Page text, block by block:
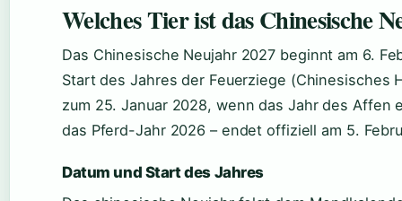
Welches Tier ist das Chinesische
Das Chinesische Neujahr 2027 beginnt am 6.
Start des Jahres der Feuerziege (Chinesisches
zum 25. Januar 2028, wenn das Jahr des Affen
das Pferd-Jahr 2026 – endet offiziell am 5.
Datum und Start des Jahres